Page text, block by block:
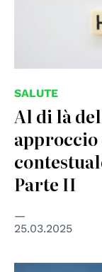
SALUTE
Al di là
approccio
Parte II
25.03.2025